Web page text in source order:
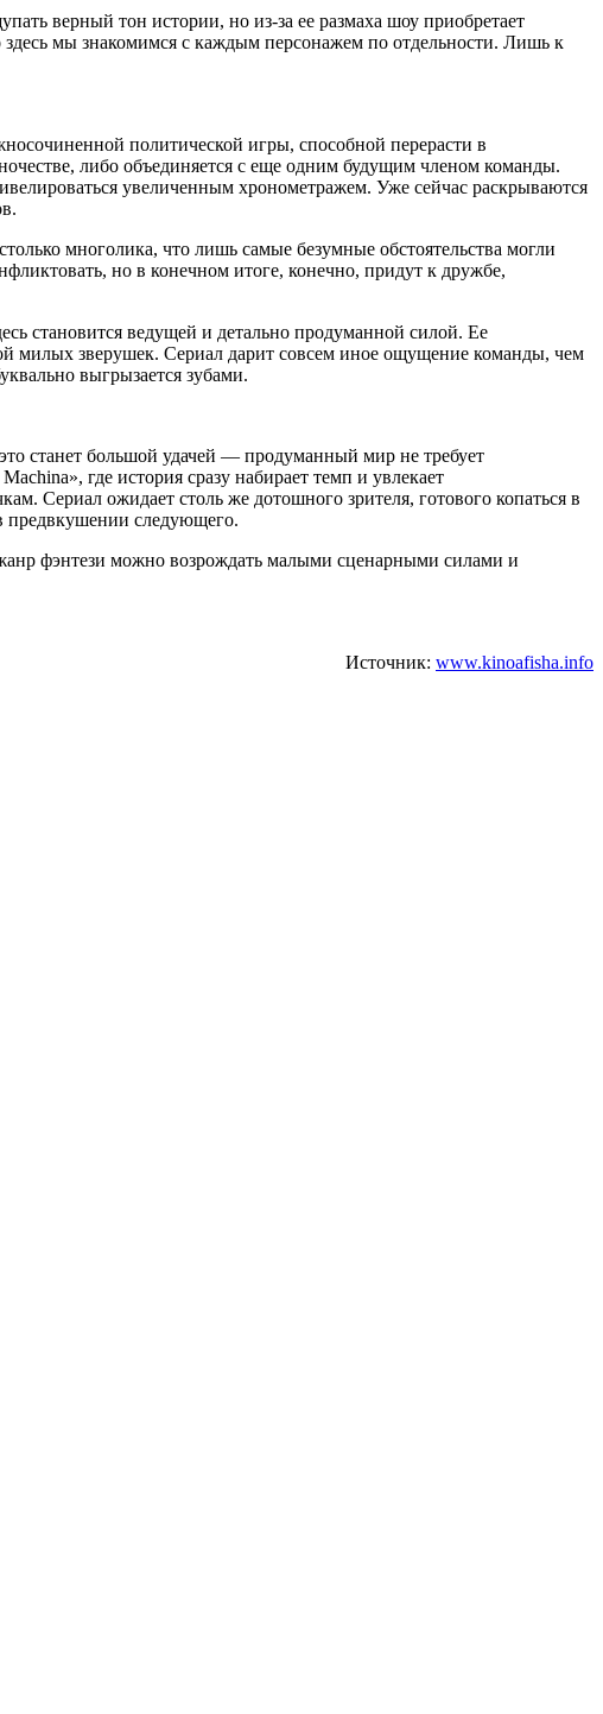
верный тон истории, но из-за ее размаха шоу приобретает
мы знакомимся с каждым персонажем по отдельности. Лишь к
политической игры, способной перерасти в
либо объединяется с еще одним будущим членом команды.
увеличенным хронометражем. Уже сейчас раскрываются
многолика, что лишь самые безумные обстоятельства могли
но в конечном итоге, конечно, придут к дружбе,
становится ведущей и детально продуманной силой. Ее
милых зверушек. Сериал дарит совсем иное ощущение команды, чем
выгрызается зубами.
станет большой удачей — продуманный мир не требует
где история сразу набирает темп и увлекает
Сериал ожидает столь же дотошного зрителя, готового копаться в
предвкушении следующего.
фэнтези можно возрождать малыми сценарными силами и
Источник: www.kinoafisha.info